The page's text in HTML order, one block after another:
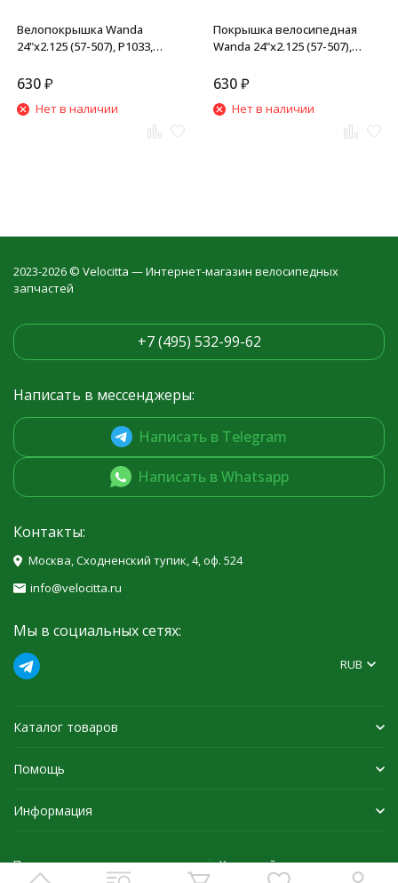
Велопокрышка Wanda
24"х2.125 (57-507), P1033,
630₽
Нет в наличии
Покрышка велосипедная
Wanda 24"х2.125 (57-507),
630₽
Нет в наличии
2023-2026 © Velocitta — Интернет-магазин велосипедных
запчастей
+7 (495) 532-99-62
Написать в мессенджеры:
Написать в Telegram
Написать в Whatsapp
Контакты:
Москва, Сходненский тупик, 4, оф. 524
info@velocitta.ru
Мы в социальных сетях:
RUB
Каталог товаров
Помощь
Информация
Политика персональных данных Карта сайта